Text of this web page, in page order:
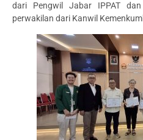
dari Pengwil Jabar IPPAT
perwakilan dari Kanwil